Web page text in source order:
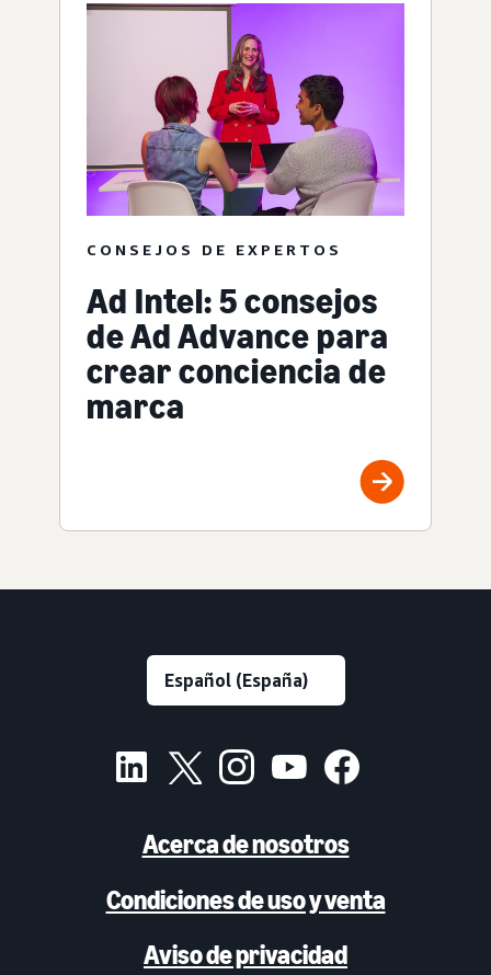
CONSEJOS DE EXPERTOS
Ad Intel: 5 consejos
de Ad Advance para
crear conciencia de
marca
Acerca de nosotros
Condiciones de uso y venta
Aviso de privacidad